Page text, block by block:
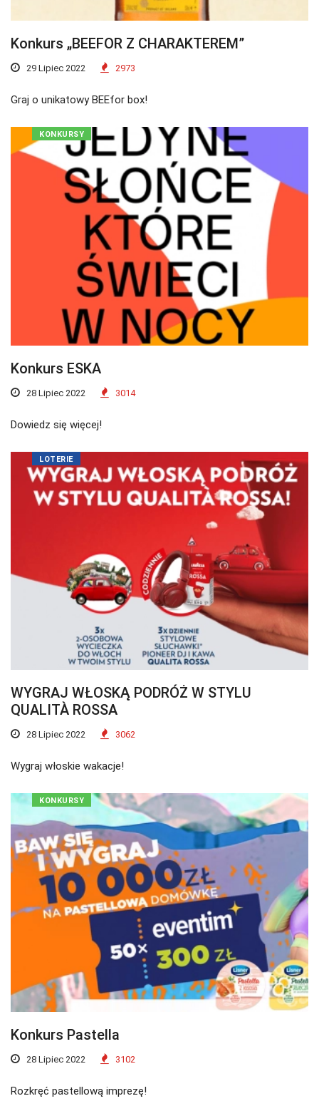
Konkurs „BEEFOR Z CHARAKTEREM”
29 Lipiec 2022 2973
Graj o unikatowy BEEfor box!
KONKURSY
Konkurs ESKA
28 Lipiec 2022 3014
Dowiedz się więcej!
LOTERIE
WYGRAJ WŁOSKĄ PODRÓŻ W STYLU
QUALITÀ ROSSA
28 Lipiec 2022 3062
Wygraj włoskie wakacje!
KONKURSY
Konkurs Pastella
28 Lipiec 2022 3102
Rozkręć pastellową imprezę!